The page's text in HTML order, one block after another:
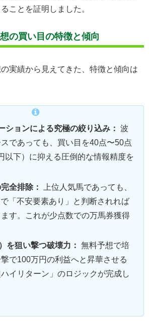
ことを証明しました。
の買い目の特徴と傾向
実績から見えてきた、特徴と傾向は
ションによる究極の絞り込み： 波
であっても、買い目を40点〜50点
以下）に抑える圧倒的な情報精度を
全排除：
上位人気馬であっても、
「不安要素あり」と判断されれば
す。これが少点数での万馬券獲得
を狙い撃つ破壊力： 無料予想で培
で100万円の利益へと昇華させる
ハイリターン」のロジックが完成し